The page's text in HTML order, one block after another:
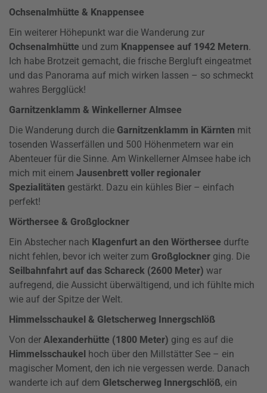
Ochsenalmhütte & Knappensee
Ein weiterer Höhepunkt war die Wanderung zur
Ochsenalmhütte und zum Knappensee auf 1942 Metern.
Ich habe Brotzeit gemacht, die frische Bergluft eingeatmet
und das Panorama auf mich wirken lassen – so schmeckt
wahres Bergglück!
Garnitzenklamm & Winkellerner Almsee
Die Wanderung durch die Garnitzenklamm in Kärnten mit
tosenden Wasserfällen und 500 Höhenmetern war ein
Abenteuer für die Sinne. Am Winkellerner Almsee habe ich
mich mit einem Jausenbrett voller regionaler
Spezialitäten gestärkt. Dazu ein kühles Bier – einfach
perfekt!
Wörthersee & Großglockner
Ein Abstecher nach Klagenfurt an den Wörthersee durfte
nicht fehlen, bevor ich weiter zum Großglockner ging. Die
Seilbahnfahrt auf das Schareck (2600 Meter) war
aufregend, die Aussicht überwältigend, und ich fühlte mich
wie auf der Spitze der Welt.
Himmelsschaukel & Gletscherweg Innergschlöß
Von der Alexanderhütte (1800 Meter) ging es auf die
Himmelsschaukel hoch über den Millstätter See – ein
magischer Moment, den ich nie vergessen werde. Danach
wanderte ich auf dem Gletscherweg Innergschlöß, ein